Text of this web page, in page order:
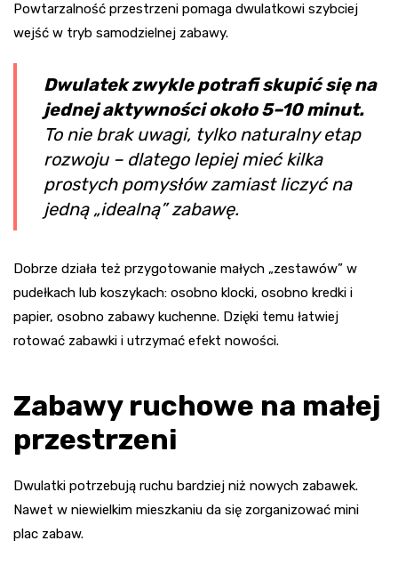
Powtarzalność przestrzeni pomaga dwulatkowi szybciej
wejść w tryb samodzielnej zabawy.
Dwulatek zwykle potrafi skupić się na
jednej aktywności około 5–10 minut.
To nie brak uwagi, tylko naturalny etap
rozwoju – dlatego lepiej mieć kilka
prostych pomysłów zamiast liczyć na
jedną „idealną” zabawę.
Dobrze działa też przygotowanie małych „zestawów” w
pudełkach lub koszykach: osobno klocki, osobno kredki i
papier, osobno zabawy kuchenne. Dzięki temu łatwiej
rotować zabawki i utrzymać efekt nowości.
Zabawy ruchowe na małej
przestrzeni
Dwulatki potrzebują ruchu bardziej niż nowych zabawek.
Nawet w niewielkim mieszkaniu da się zorganizować mini
plac zabaw.